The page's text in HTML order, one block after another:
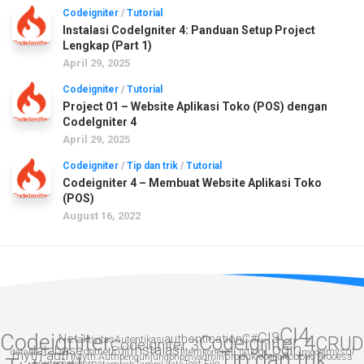
Codeigniter / Tutorial
Instalasi CodeIgniter 4: Panduan Setup Project
Lengkap (Part 1)
April 29, 2025
Codeigniter / Tutorial
Project 01 – Website Aplikasi Toko (POS) dengan
CodeIgniter 4
April 29, 2025
Codeigniter / Tip dan trik / Tutorial
Codeigniter 4 – Membuat Website Aplikasi Toko
(POS)
August 16, 2022
.NetaktivitasAutentikasiauthenticationC#CI3CI4
CodeigniterCodeigniter 3Codeigniter 4CRUD
datadatabasedotnetEditInstalasiitemkoneksiListlogLoginmodelmysql
myth-authMyth:AuthpengunjungphpmyadminprodukroboticRobotic Process